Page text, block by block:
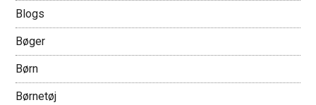
Blogs
Bøger
Børn
Børnetøj